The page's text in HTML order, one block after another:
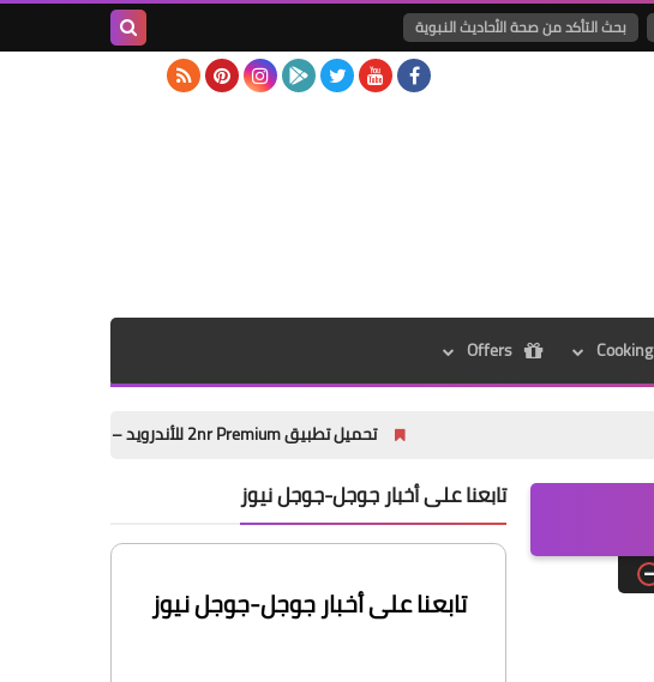
بحث التأكد من صحة الأحاديث النبوية
Cooking
Offers
تحميل تطبيق 2nr Premium للأندرويد – أفضل تطبيق رقم افتراضي واتصالات SIP في 2026
تابعنا على أخبار جوجل-جوجل نيوز
تابعنا على أخبار جوجل-جوجل نيوز